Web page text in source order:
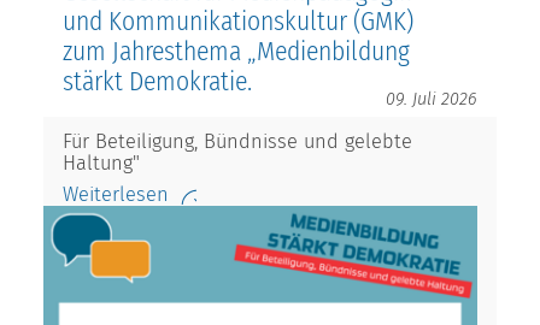
und Kommunikationskultur (GMK)
zum Jahresthema „Medienbildung
stärkt Demokratie.
09. Juli 2026
Für Beteiligung, Bündnisse und gelebte
Haltung"
Weiterlesen